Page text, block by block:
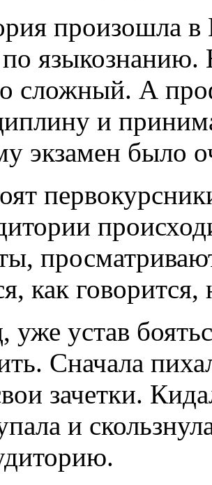
произошла
языкознанию.
сложный. А
и
экзамен было
как
уже устав
Сначала
зачетки.
и